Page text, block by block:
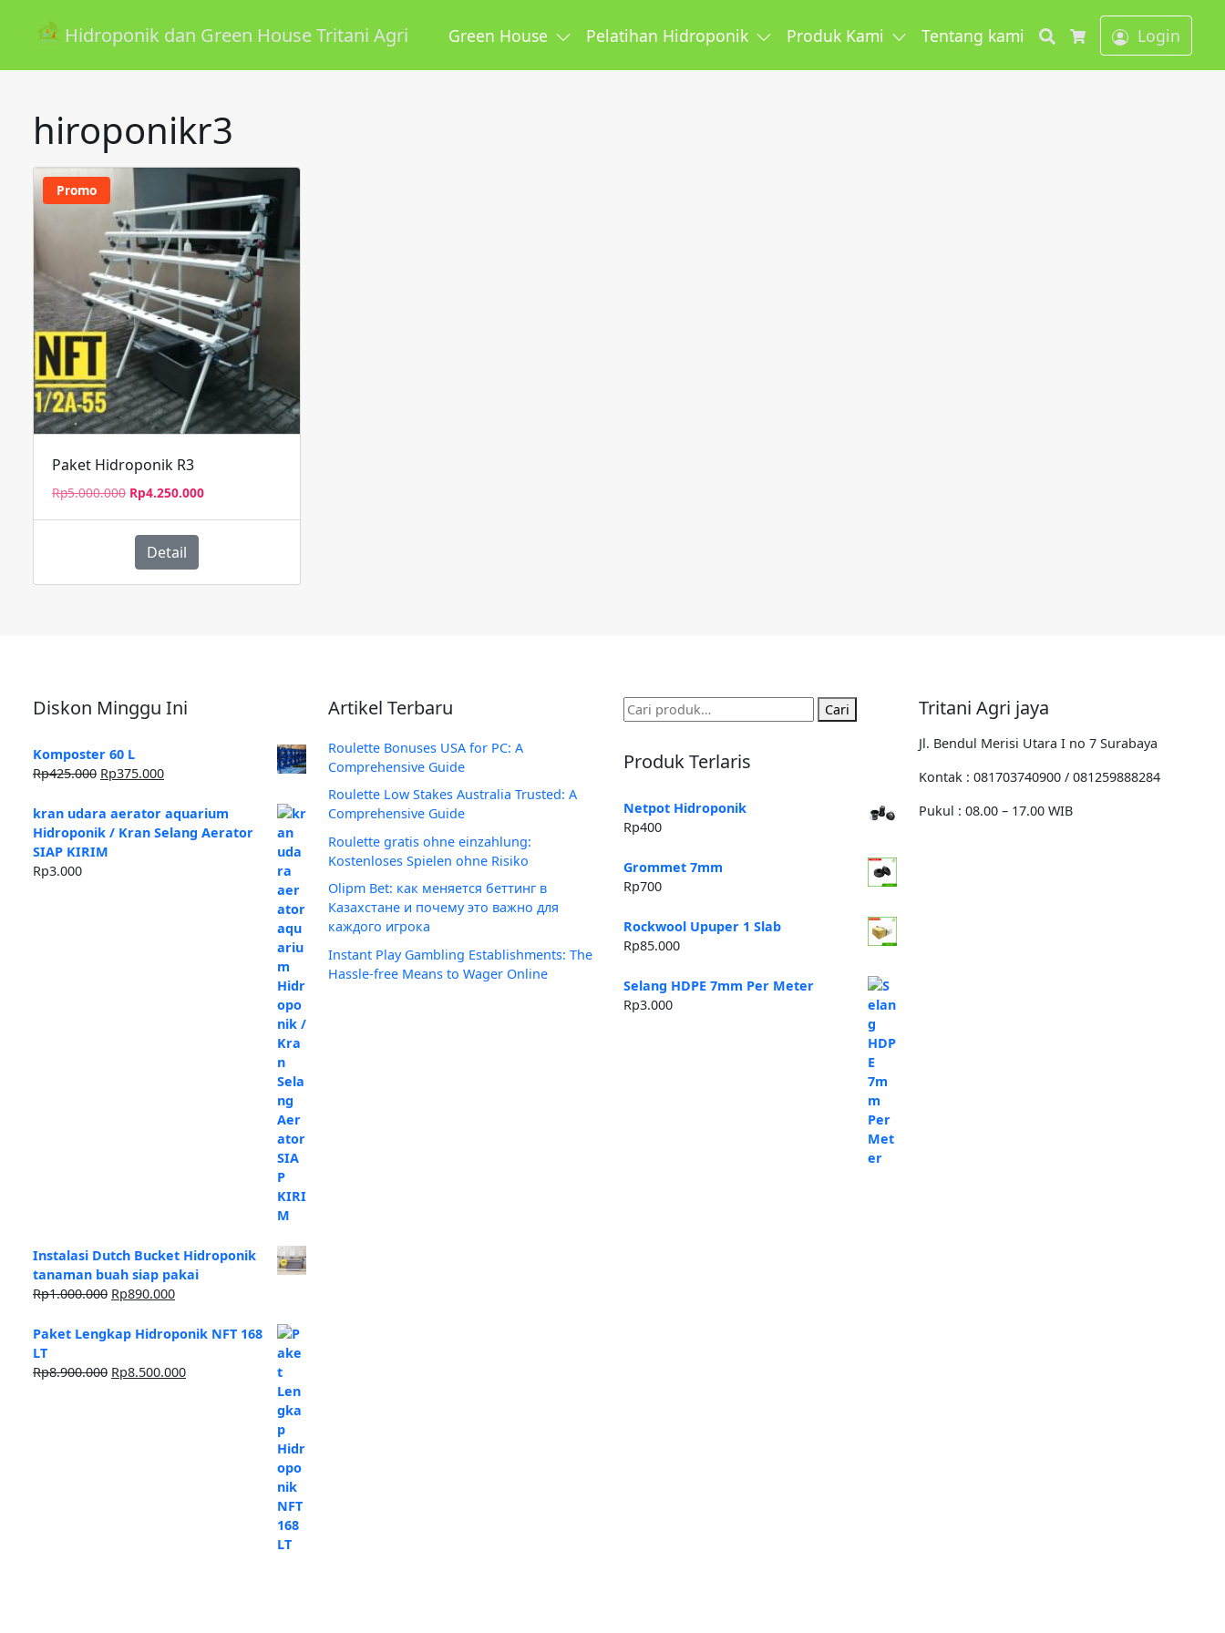
Hidroponik dan Green House Tritani Agri Green House Pelatihan Hidroponik Produk Kami Tentang kami
Search
Cart
Login
hiroponikr3
Promo
Paket Hidroponik R3
Rp5.000.000 Harga
Rp5.000.000.
Rp4.250.000Harga
Detail
Diskon Minggu Ini
Komposter 60 L
Rp425.000 Harga
adalah:
Rp425.000.
Rp375.000Harga
ini
adalah:
kran udara aerator aquarium
Hidroponik / Kran Selang Aerator
SIAP KIRIM
Rp3.000
Instalasi Dutch Bucket Hidroponik
tanaman buah siap pakai
Rp1.000.000 Harga
adalah:
Rp890.000Harga
ini
Rp890.000.
Paket Lengkap Hidroponik NFT 168
LT
Rp8.900.000 Harga
Rp8.500.000Harga
Artikel Terbaru
Roulette Bonuses USA for PC: A
Comprehensive Guide
Roulette Low Stakes Australia Trusted: A
Comprehensive Guide
Roulette gratis ohne einzahlung:
Kostenloses Spielen ohne Risiko
Olipm Bet: как меняется беттинг в
Казахстане и почему это важно для
каждого игрока
Instant Play Gambling Establishments: The
Hassle-free Means to Wager Online
Pencarian
untuk:
Cari
Produk Terlaris
Netpot Hidroponik
Rp400
Grommet 7mm
Rp700
Rockwool Upuper 1 Slab
Rp85.000
Selang HDPE 7mm Per Meter
Rp3.000
Tritani Agri jaya
Jl. Bendul Merisi Utara I no 7 Surabaya
Kontak : 081703740900 / 081259888284
Pukul : 08.00 – 17.00 WIB